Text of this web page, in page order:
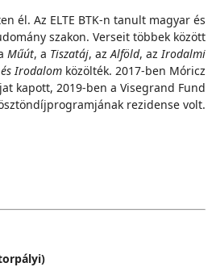
él. Az ELTE BTK-n tanult magyar és
szakon. Verseit többek között
Műút, a Tiszatáj, azAlföld, azIrodalmi
Irodalom közölték. 2017-ben Móricz
kapott, 2019-ben a Visegrand Fund
rezidense volt.